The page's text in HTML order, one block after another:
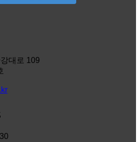
대로 109